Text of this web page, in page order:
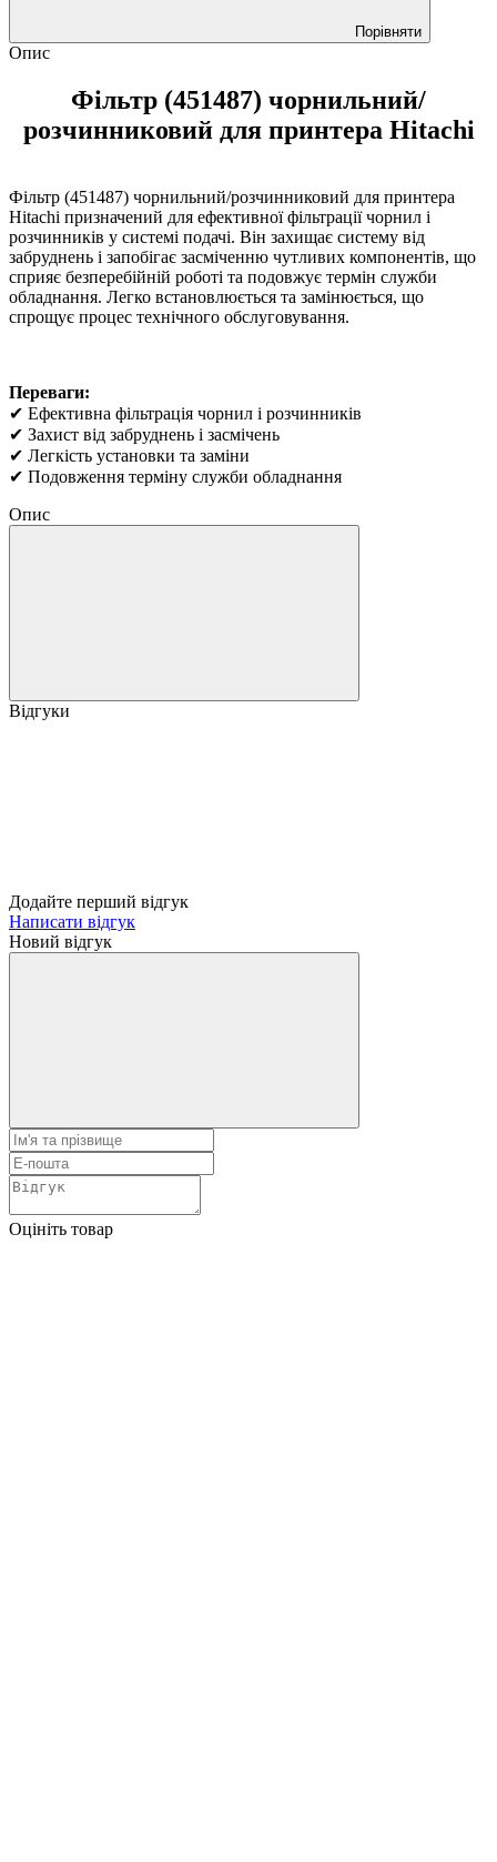
Порівняти
Опис
Фільтр (451487) чорнильний/
розчинниковий для принтера Hitachi
Фільтр (451487) чорнильний/розчинниковий для принтера
Hitachi призначений для ефективної фільтрації чорнил і
розчинників у системі подачі. Він захищає систему від
забруднень і запобігає засміченню чутливих компонентів, що
сприяє безперебійній роботі та подовжує термін служби
обладнання. Легко встановлюється та замінюється, що
спрощує процес технічного обслуговування.
Переваги:
✔ Ефективна фільтрація чорнил і розчинників
✔ Захист від забруднень і засмічень
✔ Легкість установки та заміни
✔ Подовження терміну служби обладнання
Опис
Відгуки
Додайте перший відгук
Написати відгук
Новий відгук
Оцініть товар